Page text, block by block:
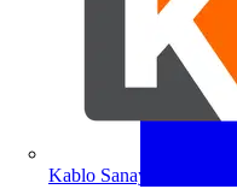
Kablo Sanayicileri